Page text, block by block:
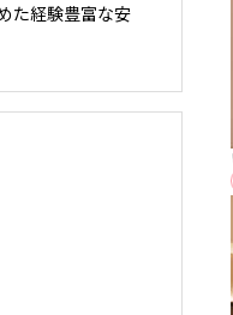
た経験豊富な安